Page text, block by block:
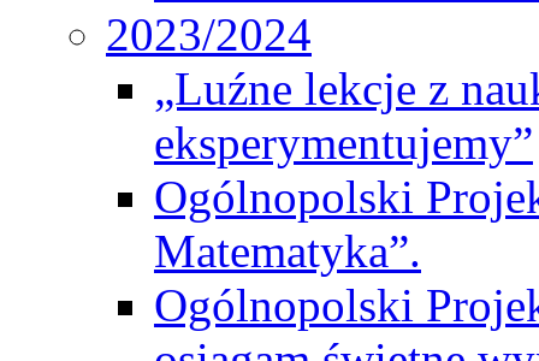
2023/2024
„Luźne lekcje z
eksperymentujemy”
Ogólnopolski
Matematyka”.
Ogólnopolski